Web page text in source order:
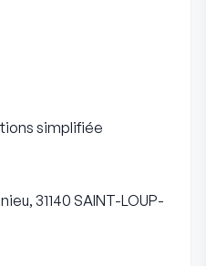
simplifiée
31140 SAINT-LOUP-